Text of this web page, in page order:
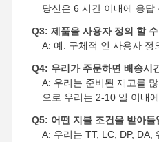
당신은 6 시간 이내에 응답
Q3: 제품을 사용자 정의 할
A: 예. 구체적 인 사용자 정
Q4: 우리가 주문하면 배송시
A: 우리는 준비된 재고를
으로 우리는 2-10 일 이내
Q5: 어떤 지불 조건을 받아들
A: 우리는 TT, LC, DP, DA,